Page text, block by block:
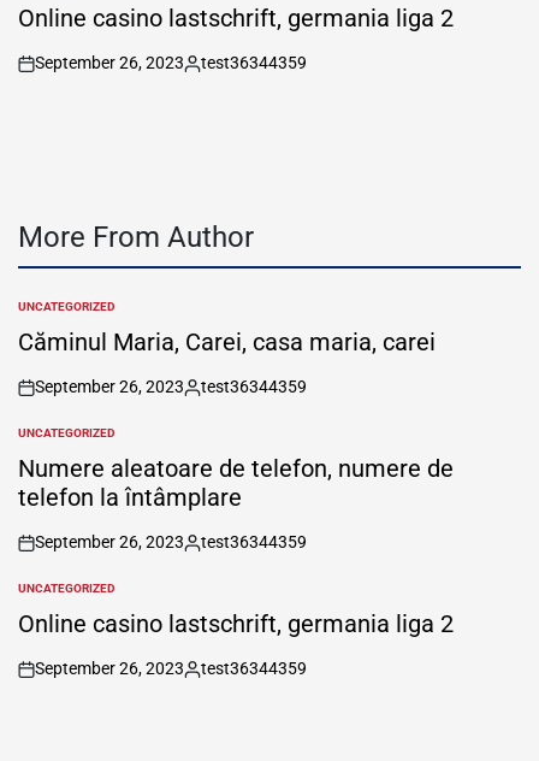
IN
Online casino lastschrift, germania liga 2
on
September 26, 2023
Posted
test36344359
More From Author
POSTED
IN
UNCATEGORIZED
Căminul Maria, Carei, casa maria, carei
on
September 26, 2023
Posted
test36344359
POSTED
IN
UNCATEGORIZED
Numere aleatoare de telefon, numere de
telefon la întâmplare
on
September 26, 2023
Posted
test36344359
POSTED
IN
UNCATEGORIZED
Online casino lastschrift, germania liga 2
on
September 26, 2023
Posted
test36344359